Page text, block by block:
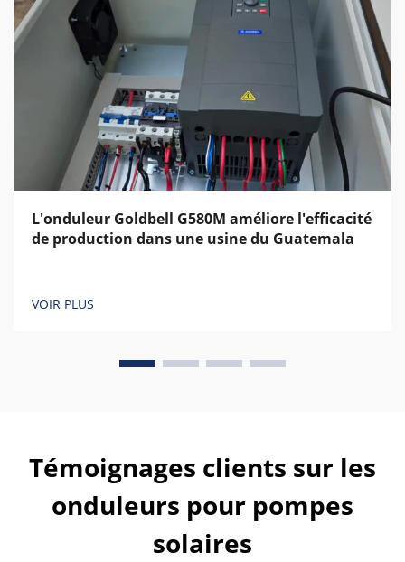
L'onduleur Goldbell G580M améliore l'efficacité
de production dans une usine du Guatemala
VOIR PLUS
Témoignages clients sur les
onduleurs pour pompes
solaires